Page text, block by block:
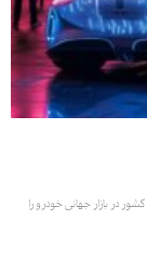
دستگاه، قدرت این کشور در بازار جهانی خودرو را